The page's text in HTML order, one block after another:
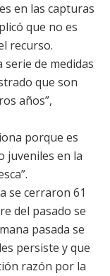
en las capturas
que no es
recurso.
serie de medidas
que son
años”,
porque es
juveniles en la
se cerraron 61
del pasado se
pasada se
persiste y que
razón por la